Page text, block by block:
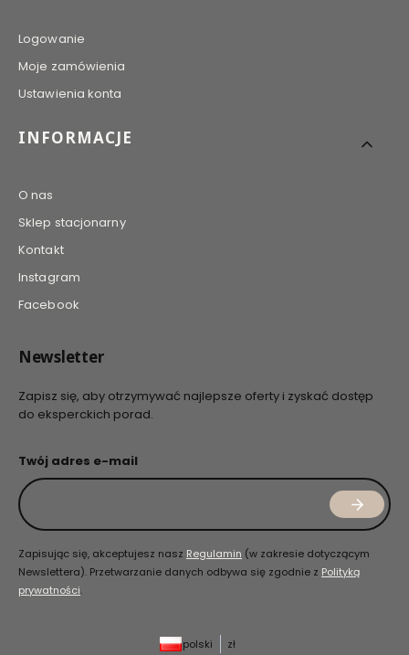
Logowanie
Moje zamówienia
Ustawienia konta
INFORMACJE
O nas
Sklep stacjonarny
Kontakt
Instagram
Facebook
Newsletter
Zapisz się, aby otrzymywać najlepsze oferty i zyskać dostęp
do eksperckich porad.
Twój adres e-mail
Zapisując się, akceptujesz nasz Regulamin (w zakresie dotyczącym
Newslettera). Przetwarzanie danych odbywa się zgodnie z Polityką
prywatności.
polski zł